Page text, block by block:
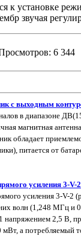
к установке
звучая
6 344
с выходным
в диапазоне
магнитная
обладает
питается от
усиления 3-V-2
усиления 3-V-2
волн (1,248 МГц
напряжением 2,5 В,
а потребляемый